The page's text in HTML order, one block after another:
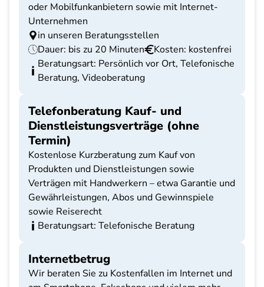
oder Mobilfunkanbietern sowie mit Internet-
Unternehmen
in unseren Beratungsstellen
Dauer: bis zu 20 Minuten
Kosten: kostenfrei
Beratungsart: Persönlich vor Ort, Telefonische
Beratung, Videoberatung
Telefonberatung Kauf- und
Dienstleistungsverträge (ohne
Termin)
Kostenlose Kurzberatung zum Kauf von
Produkten und Dienstleistungen sowie
Verträgen mit Handwerkern – etwa Garantie und
Gewährleistungen, Abos und Gewinnspiele
sowie Reiserecht
Beratungsart: Telefonische Beratung
Internetbetrug
Wir beraten Sie zu Kostenfallen im Internet und